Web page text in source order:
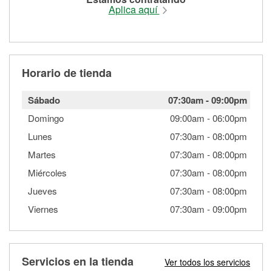
Aplica aquí
Horario de tienda
Sábado 07:30am-09:00pm
Domingo 09:00am -06:00pm
Lunes
07:30am -08:00pm
Martes
07:30am -08:00pm
Miércoles
07:30am -08:00pm
Jueves
07:30am -08:00pm
Viernes
07:30am -09:00pm
Servicios en la tienda Ver todos los servicios